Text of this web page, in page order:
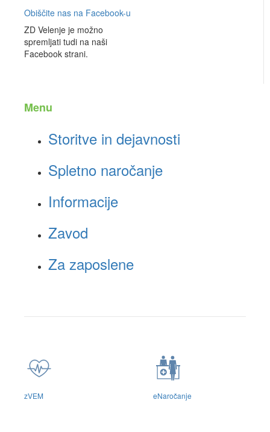
Obiščite nas na Facebook-u
ZD Velenje je možno
spremljati tudi na naši
Facebook strani.
Menu
Storitve in dejavnosti
Spletno naročanje
Informacije
Zavod
Za zaposlene
zVEM eNaročanje